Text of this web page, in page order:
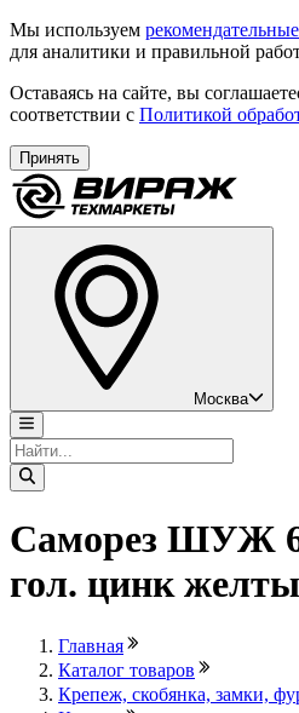
Мы используем
для аналитики и правильной
Оставаясь на сайте, вы
соответствии с Политикой
Принять
Москва
Саморез ШУЖ
гол. цинк
Главная
Каталог товаров
Крепеж, скобянка, замки,